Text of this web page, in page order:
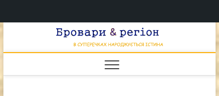
НАРОДЖУЄТЬСЯ